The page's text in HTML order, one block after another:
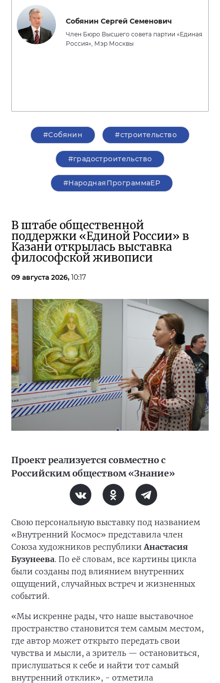
Собянин Сергей Семенович
Член Бюро Высшего совета партии «Единая
Россия», Мэр Москвы
#Собянин #строительство
#градостроительство
#НароднаяПрограммаЕР
В штабе общественной
поддержки «Единой России» в
Казани открылась выставка
философской живописи
09 августа 2026, 10:17
Проект реализуется совместно с
Российским обществом «Знание»
Свою персональную выставку под названием
«Внутренний Космос» представила член
Союза художников республики Анастасия
Бузунеева. По её словам, все картины цикла
были созданы под влиянием внутренних
ощущений, случайных встреч и жизненных
событий.
«Мы искренне рады, что наше выставочное
пространство становится тем самым местом,
где автор может открыто передать свои
чувства и мысли, а зритель — остановиться,
прислушаться к себе и найти тот самый
внутренний отклик», - отметила